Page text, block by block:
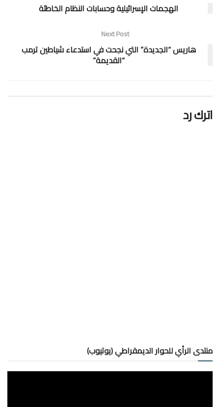
الهجمات الإسرائيلية وحسابات النظام الخاطئة
Next Post
هاريس “الجديدة” التي نجحت في استدعاء شياطين ترمب
“القديمة”
اترك رد
منتدى الرأي للحوار الديمقراطي (يوتيوب)